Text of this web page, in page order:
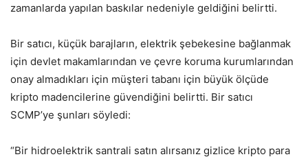
zamanlarda yapılan baskılar nedeniyle geldiğini belirtti.
Bir satıcı, küçük barajların, elektrik şebekesine bağlanmak
için devlet makamlarından ve çevre koruma kurumlarından
onay almadıkları için müşteri tabanı için büyük ölçüde
kripto madencilerine güvendiğini belirtti. Bir satıcı
SCMP’ye şunları söyledi:
“Bir hidroelektrik santrali satın alırsanız gizlice kripto para